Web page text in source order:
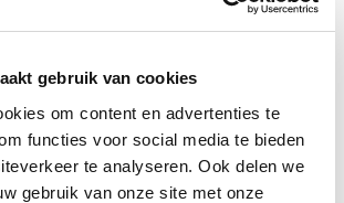
gebruik van cookies
om content en advertenties te
functies voor social media te bieden
te analyseren. Ook delen we
gebruik van onze site met onze